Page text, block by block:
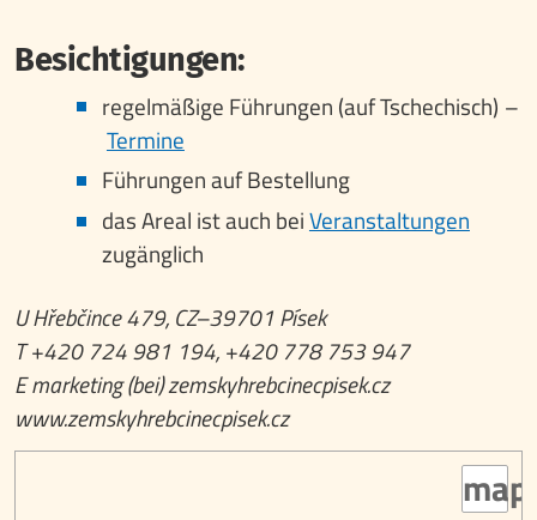
Besichtigungen:
regelmäßige Führungen (auf Tschechisch) –
Termine
Führungen auf Bestellung
das Areal ist auch beiVeranstaltungen
zugänglich
U Hřebčince 479, CZ–39701 Písek
T +420 724 981 194, +420 778 753 947
E marketing (bei) zemskyhrebcinecpisek.cz
www.zemskyhrebcinecpisek.cz